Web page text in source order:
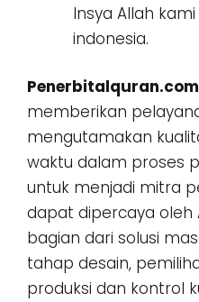
Insya Allah
indonesia.
Penerbitalquran.com
memberikan
mengutamakan
waktu dalam proses
untuk menjadi mitra
dapat dipercaya oleh
bagian dari solusi
tahap desain,
produksi dan kontrol